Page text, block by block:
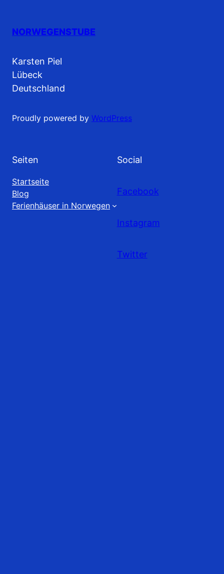
NORWEGENSTUBE
Karsten Piel
Lübeck
Deutschland
Proudly powered by WordPress
Seiten
Startseite
Blog
Ferienhäuser in Norwegen
Social
Facebook
Instagram
Twitter